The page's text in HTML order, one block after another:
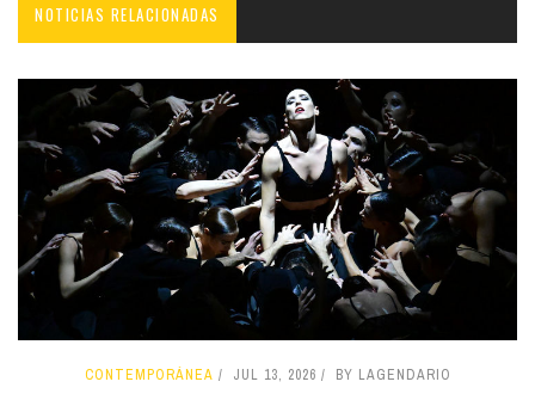
NOTICIAS RELACIONADAS
CONTEMPORÁNEA JUL 13, 2026 BY LAGENDARIO